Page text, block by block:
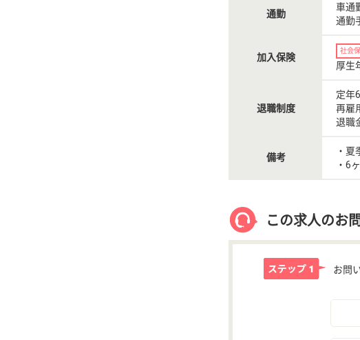
通勤
車通
通勤
加入保険
社会
厚生
退職制度
定年
再雇
退職
備考
・
・6
この求人のお
お問